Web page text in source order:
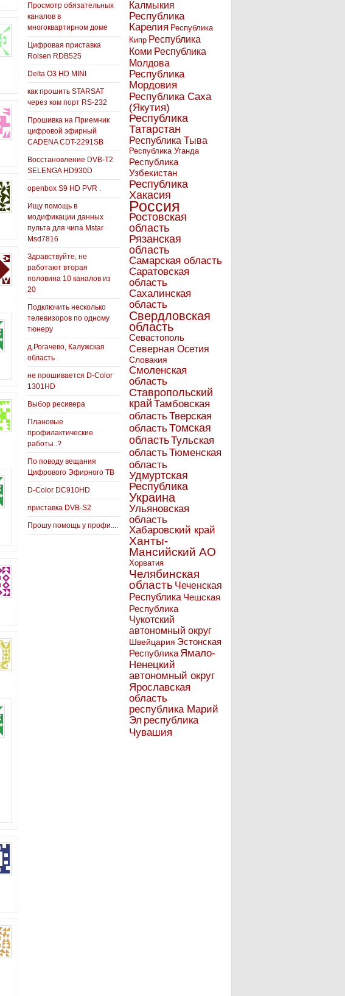
Просмотр обязательных
каналов в
многоквартирном доме
Цифровая приставка
Rolsen RDB525
Delta O3 HD MINI
как прошить STARSAT
через ком порт RS-232
Прошивка на Приемник
цифровой эфирный
CADENA CDT-2291SB
Восстановление DVB-T2
SELENGA HD930D
openbox S9 HD PVR .
Ищу помощь в
модификации данных
пульта для чипа Mstar
Msd7816
Здравствуйте, не
работают вторая
половина 10 каналов из
20
Подключить несколько
телевизоров по одному
тюнеру
д.Рогачево, Калужская
область
не прошивается D-Color
1301HD
Выбор ресивера
Плановые
профилактические
работы..?
По поводу вещания
Цифрового Эфирного ТВ
D-Color DC910HD
приставка DVB-S2
Прошу помощь у профи....
Калмыкия
Республика
Карелия Республика
Кипр Республика
Коми Республика
Молдова
Республика
Мордовия
Республика Саха
(Якутия)
Республика
Татарстан
Республика Тыва
Республика Уганда
Республика
Узбекистан
Республика
Хакасия
Россия
Ростовская
область
Рязанская
область
Самарская область
Саратовская
область
Сахалинская
область
Свердловская
область
Севастополь
Северная Осетия
Словакия
Смоленская
область
Ставропольский
край Тамбовская
областьТверская
областьТомская
областьТульская
областьТюменская
область
Удмуртская
Республика
Украина
Ульяновская
область
Хабаровский край
Ханты-
Мансийский АО
Хорватия
Челябинская
область Чеченская
Республика Чешская
Республика
Чукотский
автономный округ
Швейцария Эстонская
Республика Ямало-
Ненецкий
автономный округ
Ярославская
область
республика Марий
Эл республика
Чувашия